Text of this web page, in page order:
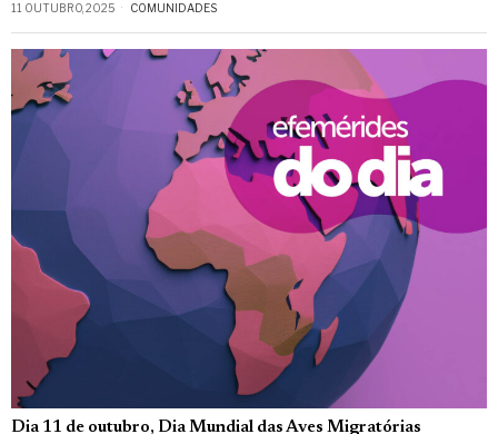
11 OUTUBRO, 2025 COMUNIDADES
Dia 11 de outubro, Dia Mundial das Aves Migratórias